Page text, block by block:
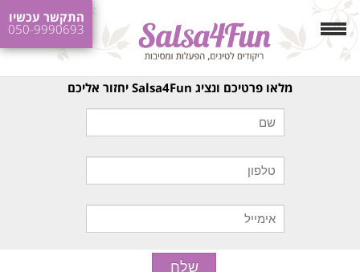
התקשר עכשיו
050-9990693
מלאו פרטיכם ונציג Salsa4Fun יחזור אליכם